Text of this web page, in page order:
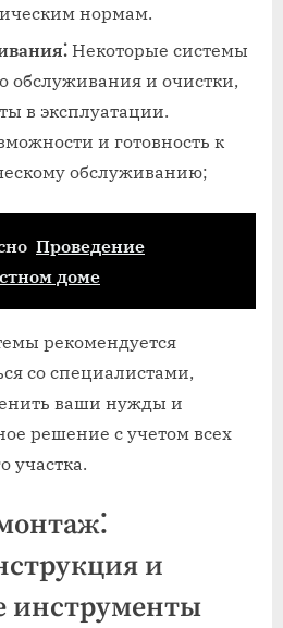
нормам.
Некоторые системы
обслуживания и очистки‚
в эксплуатации.
и готовность к
обслуживанию;
Проведение
доме
рекомендуется
со специалистами‚
ваши нужды и
решение с учетом всех
участка.
и
инструменты